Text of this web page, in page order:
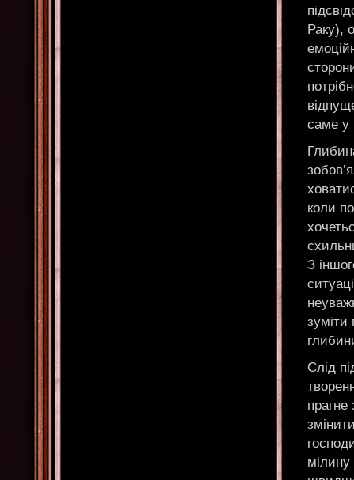
Раку),
саме у
коли
З
зуміти
Слід
прагне
мілину